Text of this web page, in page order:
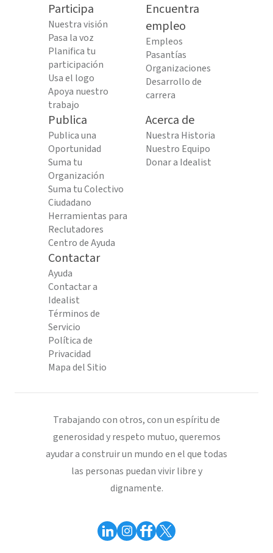
Participa
Nuestra visión
Pasa la voz
Planifica tu
participación
Usa el logo
Apoya nuestro
trabajo
Encuentra
empleo
Empleos
Pasantías
Organizaciones
Desarrollo de
carrera
Publica
Publica una
Oportunidad
Suma tu
Organización
Suma tu Colectivo
Ciudadano
Herramientas para
Reclutadores
Centro de Ayuda
Acerca de
Nuestra Historia
Nuestro Equipo
Donar a Idealist
Contactar
Ayuda
Contactar a
Idealist
Términos de
Servicio
Política de
Privacidad
Mapa del Sitio
Trabajando con otros, con un espíritu de
generosidad y respeto mutuo, queremos
ayudar a construir un mundo en el que todas
las personas puedan vivir libre y
dignamente.